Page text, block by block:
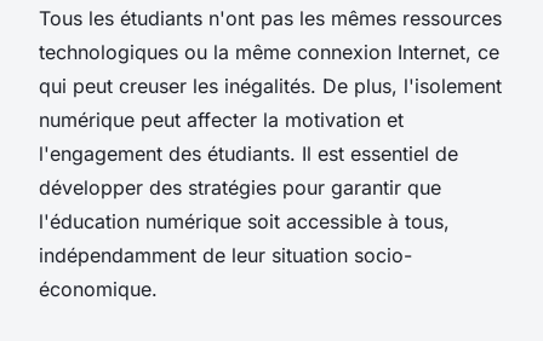
Tous les étudiants n'ont pas les mêmes ressources
technologiques ou la même connexion Internet, ce
qui peut creuser les inégalités. De plus, l'isolement
numérique peut affecter la motivation et
l'engagement des étudiants. Il est essentiel de
développer des stratégies pour garantir que
l'éducation numérique soit accessible à tous,
indépendamment de leur situation socio-
économique.